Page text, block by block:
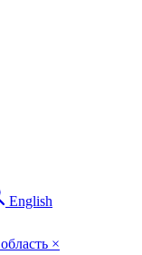
English
×